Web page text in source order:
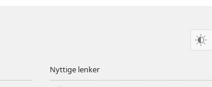
Nyttige lenker